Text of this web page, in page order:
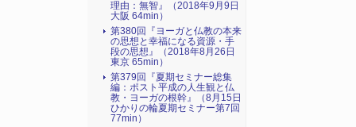
理由：無智』（2018年9月9日
大阪 64min）
第380回『ヨーガと仏教の本来
の思想と幸福になる資源・手
段の思想』（2018年8月26日
東京 65min）
第379回『夏期セミナー総集
編：ポスト平成の人生観と仏
教・ヨーガの根幹』（8月15日
ひかりの輪夏期セミナー第7回
77min）